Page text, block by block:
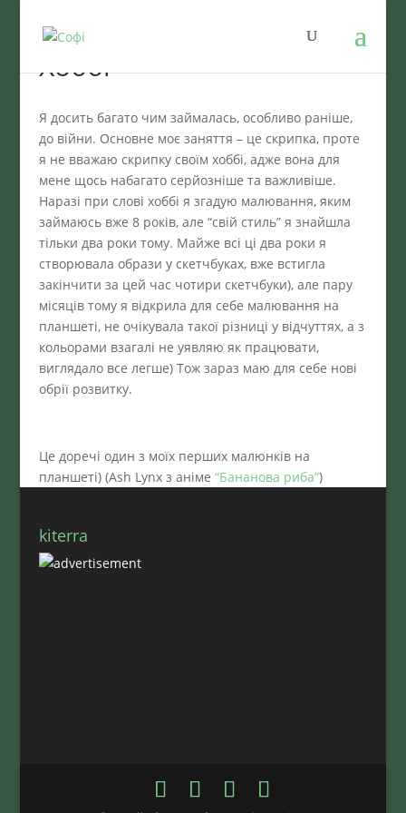
Хоббі
Я досить багато чим займалась, особливо раніше,
до війни. Основне моє заняття – це скрипка, проте
я не вважаю скрипку своїм хоббі, адже вона для
мене щось набагато серйозніше та важливіше.
Наразі при слові хоббі я згадую малювання, яким
займаюсь вже 8 років, але “свій стиль” я знайшла
тільки два роки тому. Майже всі ці два роки я
створювала образи у скетчбуках, вже встигла
закінчити за цей час чотири скетчбуки), але пару
місяців тому я відкрила для себе малювання на
планшеті, не очікувала такої різниці у відчуттях, а з
кольорами взагалі не уявляю як працювати,
виглядало все легше) Тож зараз маю для себе нові
обрії розвитку.
Це доречі один з моїх перших малюнків на
планшеті) (Ash Lynx з аніме “Бананова риба”)
kiterra